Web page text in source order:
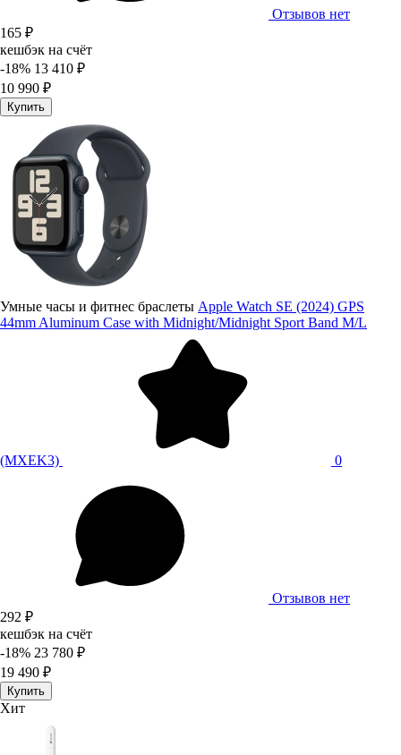
Отзывов нет
165 ₽
кешбэк на счёт
-18% 13 410 ₽
10 990 ₽
Купить
Умные часы и фитнес браслеты Apple Watch SE (2024) GPS
44mm Aluminum Case with Midnight/Midnight Sport Band M/L
(MXEK3) 0
Отзывов нет
292 ₽
кешбэк на счёт
-18% 23 780 ₽
19 490 ₽
Купить
Хит